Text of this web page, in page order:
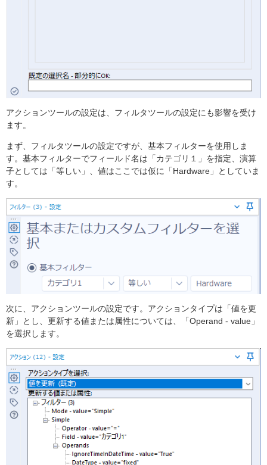
アクションツールの設定は、フィルタツールの設定にも影響を受け
ます。
まず、フィルタツールの設定ですが、基本フィルターを使用しま
す。基本フィルターでフィールド名は「カテゴリ１」を指定、演算
子としては「等しい」、値はここでは仮に「Hardware」としていま
す。
次に、アクションツールの設定です。アクションタイプは「値を更
新」とし、更新する値または属性については、「Operand - value」
を選択します。